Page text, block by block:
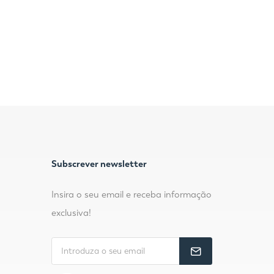
Subscrever newsletter
Insira o seu email e receba informação
exclusiva!